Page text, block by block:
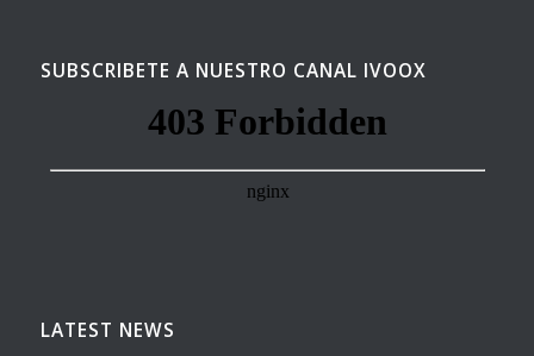
SUBSCRIBETE A NUESTRO CANAL IVOOX
LATEST NEWS